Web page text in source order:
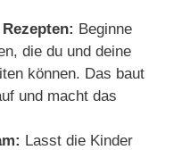
Beginne
die du und deine
können. Das baut
und macht das
Lasst die Kinder